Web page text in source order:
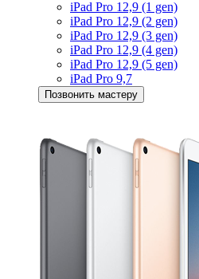
iPad Pro 12,9 (1 gen)
iPad Pro 12,9 (2 gen)
iPad Pro 12,9 (3 gen)
iPad Pro 12,9 (4 gen)
iPad Pro 12,9 (5 gen)
iPad Pro 9,7
Позвонить мастеру